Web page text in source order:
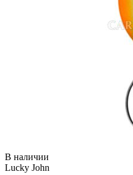
В наличии
Lucky John